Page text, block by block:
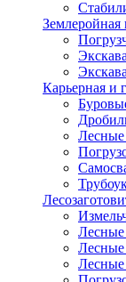
Землеройная
Карьерная и
Лесные
Лесные
Лесные